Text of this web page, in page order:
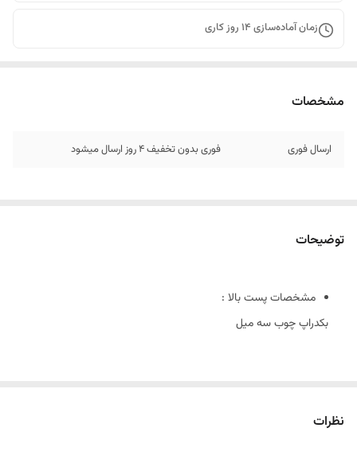
زمان آماده‌سازی 14 روز کاری
مشخصات
ارسال فوری فوری بدون تخفیف 4 روز ارسال میشود
توضیحات
مشخصات پست بالا :
بکدراپ چوب سه میل
سه عدد بکدراپ ۶٠ در ۶٠نظرات